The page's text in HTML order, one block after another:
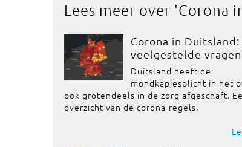
Lees meer over 'Corona
Corona in Duitsland:
veelgestelde vragen
Duitsland heeft de
mondkapjesplicht in het
ook grotendeels in de zorg afgeschaft.
overzicht van de corona-regels.